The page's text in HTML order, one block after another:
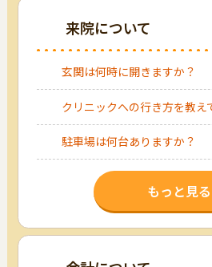
来院について
玄関は何時に開きますか？
クリニックへの行き方を教え
駐車場は何台ありますか？
もっと見る